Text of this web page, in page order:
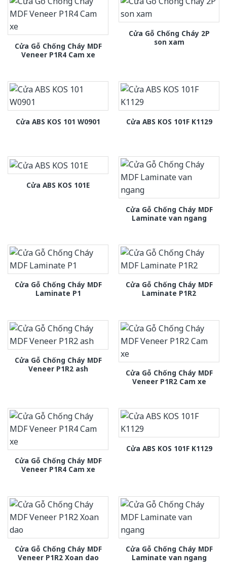
Cửa Gỗ Chống Cháy MDF
Veneer P1R4 Cam xe
Cửa Gỗ Chống Cháy 2P
son xam
Cửa ABS KOS 101 W0901 Cửa ABS KOS 101F K1129
Cửa ABS KOS 101E
Cửa Gỗ Chống Cháy MDF
Laminate van ngang
Cửa Gỗ Chống Cháy MDF
Laminate P1
Cửa Gỗ Chống Cháy MDF
Laminate P1R2
Cửa Gỗ Chống Cháy MDF
Veneer P1R2 ash
Cửa Gỗ Chống Cháy MDF
Veneer P1R2 Cam xe
Cửa Gỗ Chống Cháy MDF
Veneer P1R4 Cam xe
Cửa ABS KOS 101F K1129
Cửa Gỗ Chống Cháy MDF
Veneer P1R2 Xoan dao
Cửa Gỗ Chống Cháy MDF
Laminate van ngang